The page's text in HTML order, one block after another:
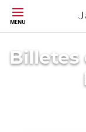
Tamaño
MENU
Billetes